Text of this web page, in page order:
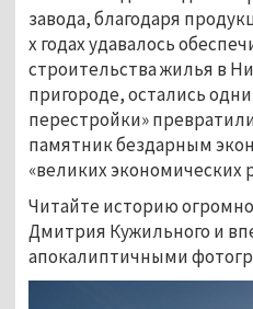
завода, благодаря
х годах удавалось
строительства жилья в
пригороде, остались
перестройки»
памятник бездарным
«великих экономических
Читайте историю
Дмитрия Кужильного и
апокалиптичными